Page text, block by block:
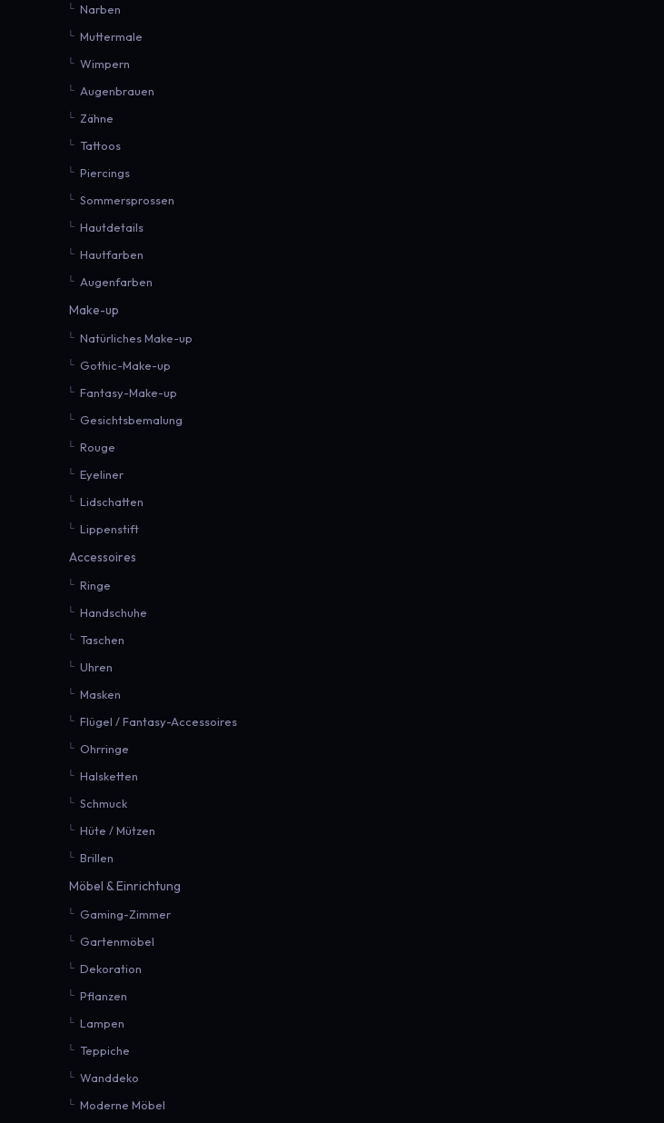
Narben
Muttermale
Wimpern
Augenbrauen
Zähne
Tattoos
Piercings
Sommersprossen
Hautdetails
Hautfarben
Augenfarben
Make-up
Natürliches Make-up
Gothic-Make-up
Fantasy-Make-up
Gesichtsbemalung
Rouge
Eyeliner
Lidschatten
Lippenstift
Accessoires
Ringe
Handschuhe
Taschen
Uhren
Masken
Flügel / Fantasy-Accessoires
Ohrringe
Halsketten
Schmuck
Hüte / Mützen
Brillen
Möbel & Einrichtung
Gaming-Zimmer
Gartenmöbel
Dekoration
Pflanzen
Lampen
Teppiche
Wanddeko
Moderne Möbel